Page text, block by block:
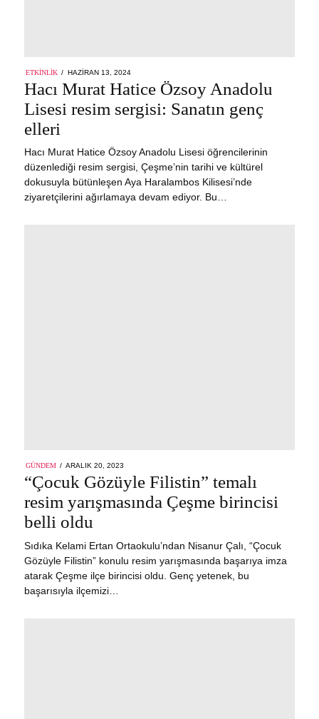
ETKINLIK
POSTED
ON
HAZIRAN 13, 2024
13,
2024
Hacı Murat Hatice Özsoy Anadolu
Lisesi resim sergisi: Sanatın genç
elleri
Hacı Murat Hatice Özsoy Anadolu Lisesi öğrencilerinin
düzenlediği resim sergisi, Çeşme’nin tarihi ve kültürel
dokusuyla bütünleşen Aya Haralambos Kilisesi’nde
ziyaretçilerini ağırlamaya devam ediyor. Bu…
GÜNDEM
POSTED
ON
ARALIK 20, 2023
“Çocuk Gözüyle Filistin” temalı
resim yarışmasında Çeşme birincisi
belli oldu
Sıdıka Kelami Ertan Ortaokulu’ndan Nisanur Çalı, “Çocuk
Gözüyle Filistin” konulu resim yarışmasında başarıya imza
atarak Çeşme ilçe birincisi oldu. Genç yetenek, bu
başarısıyla ilçemizi…